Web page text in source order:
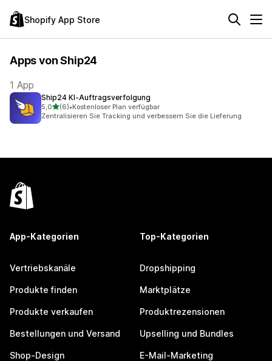
Shopify App Store
Apps von Ship24
1 App
Ship24 KI‑Auftragsverfolgung
5,0von 5 Sternen
(6)
6 Rezensionen insgesamt
•Kostenloser Plan verfügbar
Zentralisieren Sie Tracking und verbessern Sie die Lieferung
App-Kategorien
Vertriebskanäle
Produkte finden
Produkte verkaufen
Bestellungen und Versand
Shop-Design
Top-Kategorien
Dropshipping
Marktplätze
Produktrezensionen
Upselling und Bundles
E-Mail-Marketing